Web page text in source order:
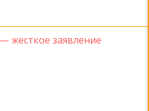
жесткое заявление